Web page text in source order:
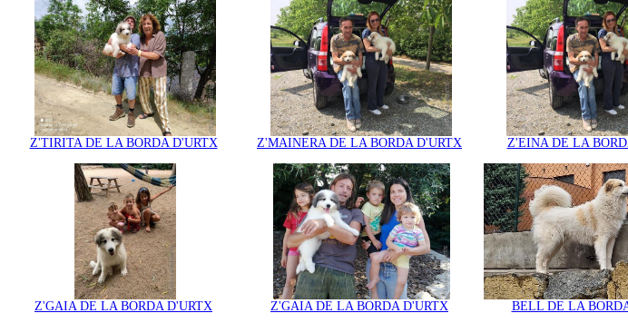
Z'TIRITA DE LA BORDA D'URTX Z'MAINERA DE LA BORDA D'URTX Z'EINA DE LA
Z'GAIA DE LA BORDA D'URTX Z'GAIA DE LA BORDA D'URTX BELL DE LA